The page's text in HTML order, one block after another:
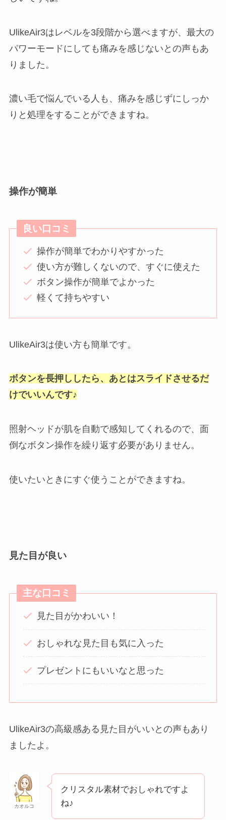
UlikeAir3はレベルを3段階から選べますが、最大の
パワーモードにしても痛みを感じないとの声もあ
りました。
濃い毛で悩んでいる人も、痛みを感じずにしっか
りと処理をすることができますね。
操作が簡単
良い口コミ
操作が簡単でわかりやすかった
使い方が難しくないので、すぐに使えた
ボタン操作が簡単でよかった
軽くて持ちやすい
UlikeAir3は使い方も簡単です。
ボタンを長押ししたら、あとはスライドさせるだ
けでいいんです♪
照射ヘッドが肌を自動で感知してくれるので、面
倒なボタン操作を繰り返す必要がありません。
使いたいときにすぐ使うことができますね。
見た目が良い
主な口コミ
見た目がかわいい！
おしゃれな見た目も気に入った
プレゼントにもいいなと思った
UlikeAir3の高級感ある見た目がいいとの声もあり
ましたよ。
カオルコ
クリスタル素材でおしゃれですよ
ね♪